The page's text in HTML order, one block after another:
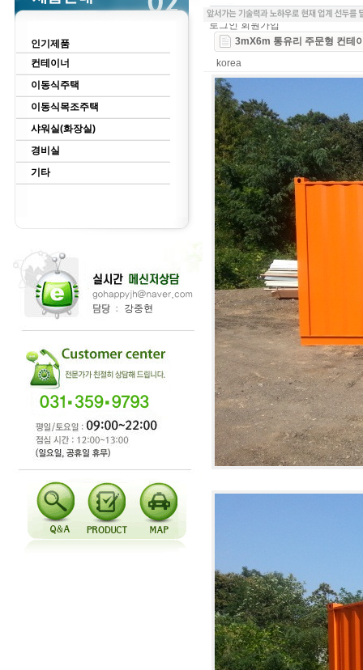
인기제품
컨테이너
이동식주택
이동식목조주택
샤워실(화장실)
경비실
기타
로그인 회원가입
3mX6m 통유리 주문형 컨테
korea